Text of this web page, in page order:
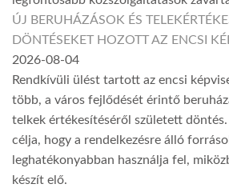
ÚJ BERUHÁZÁSOK ÉS
DÖNTÉSEKET HOZOTT AZ ENCSI
2026-08-04
Rendkívüli ülést tartott az encsi
több, a város fejlődését érintő
telkek értékesítéséről született
célja, hogy a rendelkezésre álló
leghatékonyabban használja fel,
készít elő.